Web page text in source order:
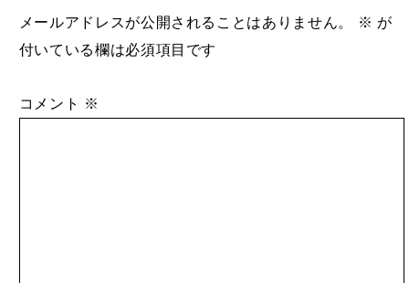
メールアドレスが公開されることはありません。 ※ が
付いている欄は必須項目です
コメント ※